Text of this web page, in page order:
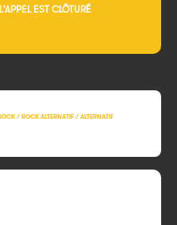
L'APPEL EST CLÔTURÉ
/ ROCK ALTERNATIF / ALTERNATIF